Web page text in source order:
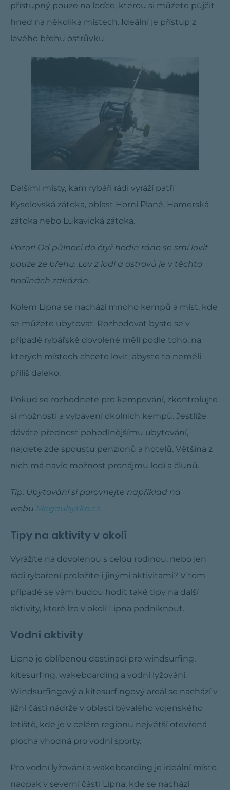
přístupný pouze na loďce, kterou si můžete půjčit
hned na několika místech. Ideální je přístup z
levého břehu ostrůvku.
Dalšími místy, kam rybáři rádi vyráží patří
Kyselovská zátoka, oblast Horní Plané, Hamerská
zátoka nebo Lukavická zátoka.
Pozor! Od půlnoci do čtyř hodin ráno se smí lovit
pouze ze břehu. Lov z lodí a ostrovů je v těchto
hodinách zakázán.
Kolem Lipna se nachází mnoho kempů a míst, kde
se můžete ubytovat. Rozhodovat byste se v
případě rybářské dovolené měli podle toho, na
kterých místech chcete lovit, abyste to neměli
příliš daleko.
Pokud se rozhodnete pro kempování, zkontrolujte
si možnosti a vybavení okolních kempů. Jestliže
dáváte přednost pohodlnějšímu ubytování,
najdete zde spoustu penzionů a hotelů. Většina z
nich má navíc možnost pronájmu lodí a člunů.
Tip: Ubytování si porovnejte například na
webu Megaubytko.cz.
Tipy na aktivity v okolí
Vyrážíte na dovolenou s celou rodinou, nebo jen
rádi rybaření proložíte i jinými aktivitami? V tom
případě se vám budou hodit také tipy na další
aktivity, které lze v okolí Lipna podniknout.
Vodní aktivity
Lipno je oblíbenou destinací pro windsurfing,
kitesurfing, wakeboarding a vodní lyžování.
Windsurfingový a kitesurfingový areál se nachází v
jižní části nádrže v oblasti bývalého vojenského
letiště, kde je v celém regionu největší otevřená
plocha vhodná pro vodní sporty.
Pro vodní lyžování a wakeboarding je ideální místo
naopak v severní části Lipna, kde se nachází